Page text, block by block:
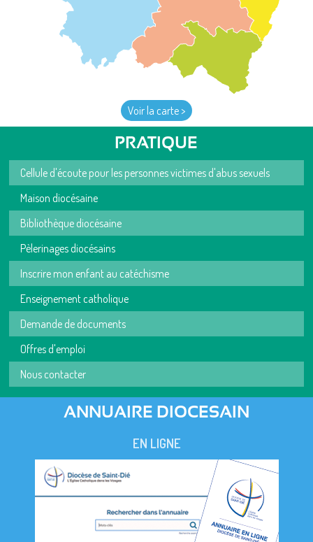
Voir la carte >
PRATIQUE
Cellule d'écoute pour les personnes victimes d'abus sexuels
Maison diocésaine
Bibliothèque diocésaine
Pèlerinages diocésains
Inscrire mon enfant au catéchisme
Enseignement catholique
Demande de documents
Offres d'emploi
Nous contacter
ANNUAIRE DIOCESAIN
EN LIGNE